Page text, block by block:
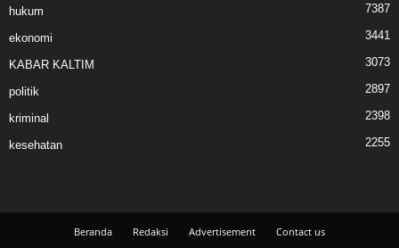
hukum 7387
ekonomi 3441
KABAR KALTIM 3073
politik 2897
kriminal 2398
kesehatan 2255
Beranda Redaksi Advertisement Contact us